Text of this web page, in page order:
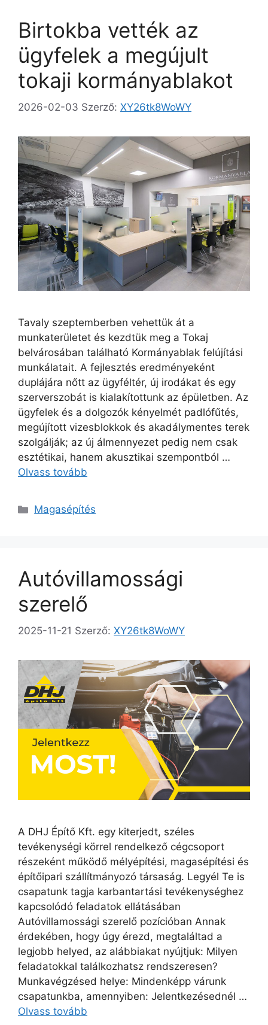
Birtokba vették az
ügyfelek a megújult
tokaji kormányablakot
2026-02-03 Szerző: XY26tk8WoWY
Tavaly szeptemberben vehettük át a
munkaterületet és kezdtük meg a Tokaj
belvárosában található Kormányablak felújítási
munkálatait. A fejlesztés eredményeként
duplájára nőtt az ügyféltér, új irodákat és egy
szerverszobát is kialakítottunk az épületben. Az
ügyfelek és a dolgozók kényelmét padlófűtés,
megújított vizesblokkok és akadálymentes terek
szolgálják; az új álmennyezet pedig nem csak
esztétikai, hanem akusztikai szempontból …
Olvass tovább
Magasépítés
Autóvillamossági
szerelő
2025-11-21 Szerző: XY26tk8WoWY
A DHJ Építő Kft. egy kiterjedt, széles
tevékenységi körrel rendelkező cégcsoport
részeként működő mélyépítési, magasépítési és
építőipari szállítmányozó társaság. Legyél Te is
csapatunk tagja karbantartási tevékenységhez
kapcsolódó feladatok ellátásában
Autóvillamossági szerelő pozícióban Annak
érdekében, hogy úgy érezd, megtaláltad a
legjobb helyed, az alábbiakat nyújtjuk: Milyen
feladatokkal találkozhatsz rendszeresen?
Munkavégzésed helye: Mindenképp várunk
csapatunkba, amennyiben: Jelentkezésednél …
Olvass tovább